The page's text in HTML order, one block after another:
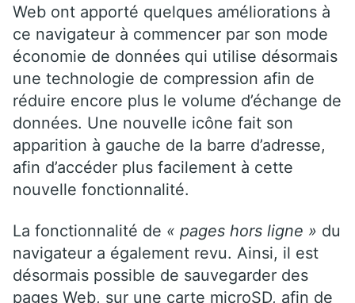
Web ont apporté quelques améliorations à
ce navigateur à commencer par son mode
économie de données qui utilise désormais
une technologie de compression afin de
réduire encore plus le volume d’échange de
données. Une nouvelle icône fait son
apparition à gauche de la barre d’adresse,
afin d’accéder plus facilement à cette
nouvelle fonctionnalité.
La fonctionnalité de « pages hors ligne » du
navigateur a également revu. Ainsi, il est
désormais possible de sauvegarder des
pages Web, sur une carte microSD, afin de